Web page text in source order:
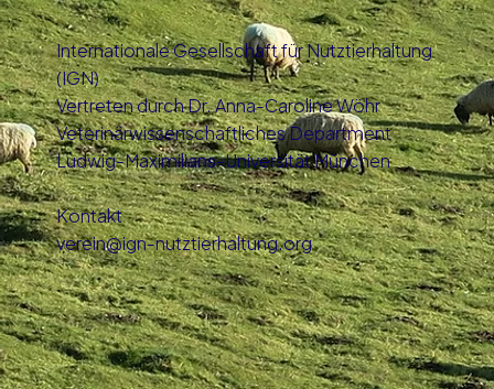
Internationale Gesellschaft für Nutztierhaltung
(IGN)
Vertreten durch Dr. Anna-Caroline Wöhr
Veterinärwissenschaftliches Department
Ludwig-Maximilians-Universität München
Kontakt
verein@ign-nutztierhaltung.org